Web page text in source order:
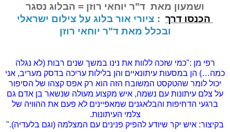
ושמעון מאת ד"ר יוחאי רוזן = הבלוג נסגר
הכנסו דרך : ציורי אור בלוג על צילום ישראלי
ובכלל מאת ד"ר יוחאי רוזן
רפי מן :"כמי שזכה ללוות את נינו במשך שנים רבות (לא נגלה
כמה…) הן במסעות עיתונאיים והן בלילות עריכה בדסק מעריב, אני
יכול לומר שהטקסט המשובח הזה הוא רק אפס קצהו של הסיפור
על צלם עיתונות עם נשמה, איש מקצוע מעולה שנשאר בן אדם גם
ברגעי הדחיפות והבלאגנים שמאפיינים לא פעם את ההוויה של
צלמי העיתונות.
בקיצור: איש יקר שיודע להפיק פנינים עם המצלמה (וגם בלעדיה)."